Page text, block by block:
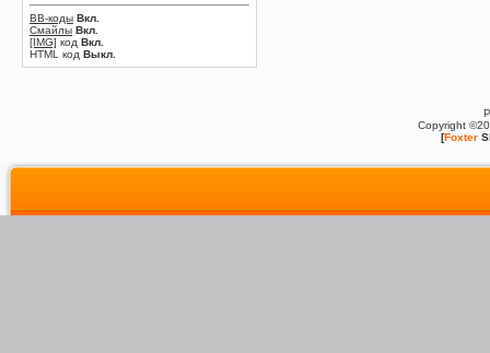
BB-коды Вкл.
Смайлы Вкл.
[IMG] код Вкл.
HTML код Выкл.
Copyright
[Foxter